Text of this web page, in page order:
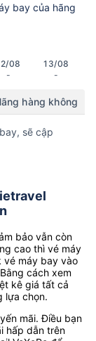
bay của hãng
08
-
13/08
-
hàng không
sẽ cập
bảo vẫn còn
cao thì vé máy
vé máy bay vào
cách xem
kê giá tất cả
lựa chọn.
mãi. Điều bạn
hấp dẫn trên